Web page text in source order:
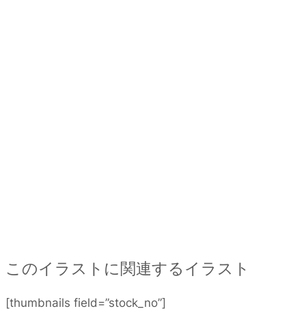
このイラストに関連するイラスト
[thumbnails field=”stock_no”]